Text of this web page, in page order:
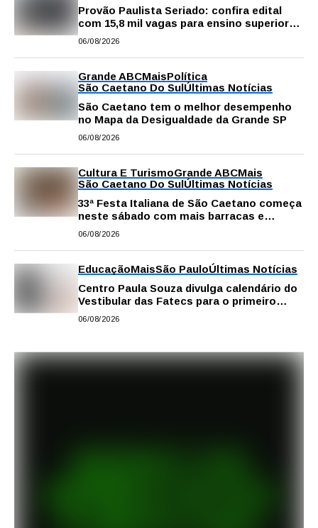
Provão Paulista Seriado: confira edital
com 15,8 mil vagas para ensino superior
público
06/08/2026
Grande ABCMaisPolítica
São Caetano Do SulÚltimas Notícias
São Caetano tem o melhor desempenho
no Mapa da Desigualdade da Grande SP
06/08/2026
Cultura E TurismoGrande ABCMais
São Caetano Do SulÚltimas Notícias
33ª Festa Italiana de São Caetano começa
neste sábado com mais barracas e
novidades em decoração e atrações
06/08/2026
EducaçãoMaisSão PauloÚltimas Notícias
Centro Paula Souza divulga calendário do
Vestibular das Fatecs para o primeiro
semestre de 2027
06/08/2026